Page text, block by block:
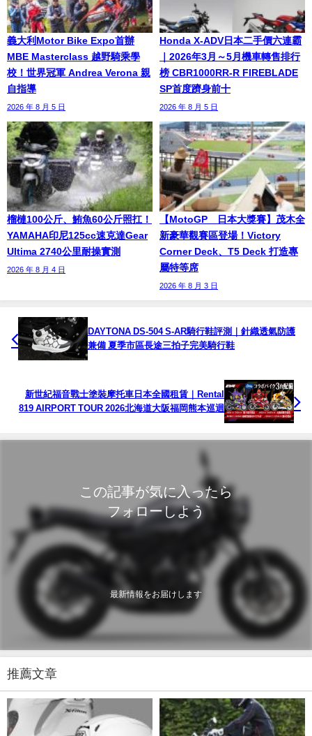
義大利Motor Bike Expo首辦
MBE Masterclass 越野騎乘學
校！世界冠軍 Andrea Verona 親
自指導
2026 年 8 月 5 日
Honda X-ADV日本二手價六連霸
｜2026年3月～5月機車轉售排行
榜 CBR1000RR-R FIREBLADE
SP首度躋身前十
2026 年 8 月 5 日
榴槤100公斤、鮪魚60公斤照扛！
YAMAHA印尼125cc速克達Gear
Ultima 2740公里耐操實測
2026 年 8 月 4 日
【MotoGP™日本大獎賽】茂木全
新豪華觀賽區登場！Victory
Corner Deck、T5 Deck 打造專
屬特等席
2026 年 8 月 3 日
DAYTONA DS-504 S-AR騎行鞋評測｜針織透氣防護
兼備 夏季市區長途三拍子完美騎行鞋
新世紀福音戰士塗裝摩托車日本全國租賃｜Rental
819 AIRPORT TOUR 2026北海道大阪福岡熊本巡迴
この記事が気に入ったら
フォローしよう
最新情報をお届けします
推薦文章